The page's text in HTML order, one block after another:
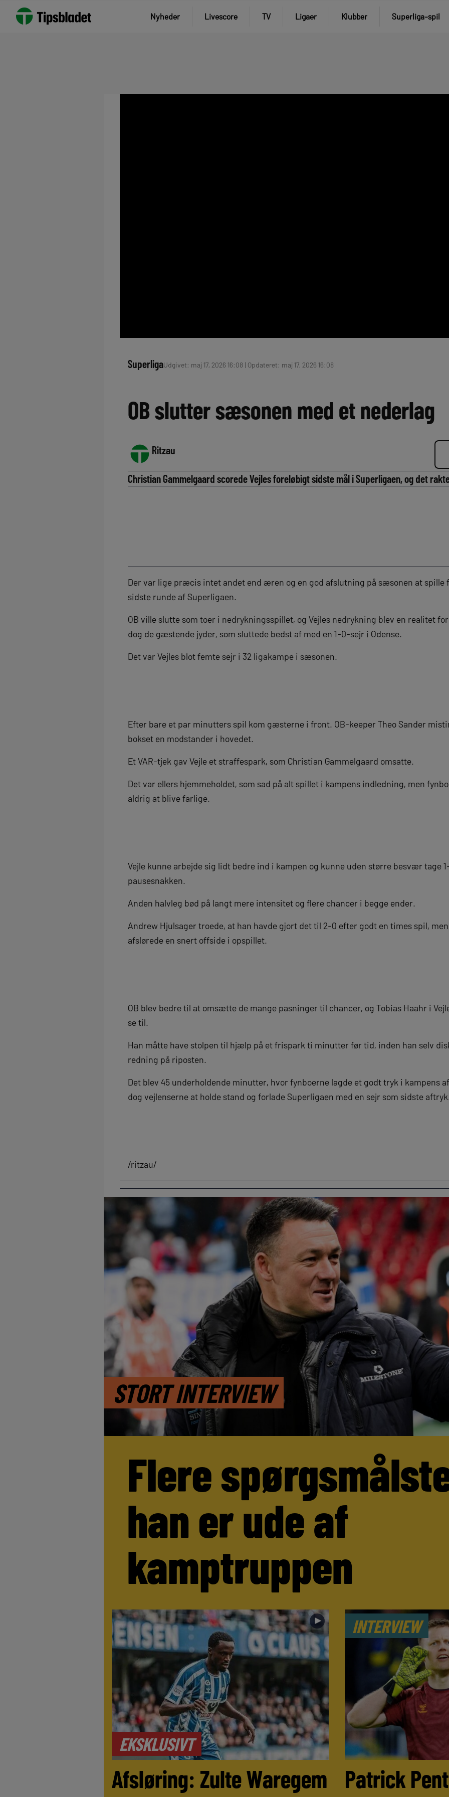
Nyheder Livescore TV Ligaer Klubber Superliga-spil
SuperligaUdgivet: maj 17, 2026 16:08 | Opdateret: maj 17, 2026 16:08
OB slutter sæsonen med et nederlag
Ritzau
Christian Gammelgaard scorede Vejles foreløbigt sidste mål i Superligaen, og det
Der var lige præcis intet andet end æren og en god afslutning på sæsonen at spille
sidste runde af Superligaen.
OB ville slutte som toer i nedrykningsspillet, og Vejles nedrykning blev en realitet
dog de gæstende jyder, som sluttede bedst af med en 1-0-sejr i Odense.
Det var Vejles blot femte sejr i 32 ligakampe i sæsonen.
Efter bare et par minutters spil kom gæsterne i front. OB-keeper Theo Sander
bokset en modstander i hovedet.
Et VAR-tjek gav Vejle et straffespark, som Christian Gammelgaard omsatte.
Det var ellers hjemmeholdet, som sad på alt spillet i kampens indledning, men
aldrig at blive farlige.
Vejle kunne arbejde sig lidt bedre ind i kampen og kunne uden større besvær tage
pausesnakken.
Anden halvleg bød på langt mere intensitet og flere chancer i begge ender.
Andrew Hjulsager troede, at han havde gjort det til 2-0 efter godt en times spil,
afslørede en snert offside i opspillet.
OB blev bedre til at omsætte de mange pasninger til chancer, og Tobias Haahr i
se til.
Han måtte have stolpen til hjælp på et frispark ti minutter før tid, inden han selv
redning på riposten.
Det blev 45 underholdende minutter, hvor fynboerne lagde et godt tryk i kampens
dog vejlenserne at holde stand og forlade Superligaen med en sejr som sidste
/ritzau/
STORT INTERVIEW
Flere
han er ude af
kamptruppen
EKSKLUSIVT
►
Afsløring: Zulte Waregem
INTERVIEW
Patrick